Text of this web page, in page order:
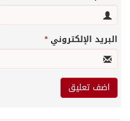
البريد الإلكتروني*